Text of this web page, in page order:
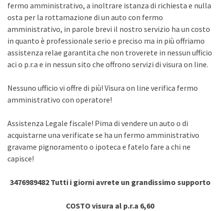
fermo amministrativo, a inoltrare istanza di richiesta e nulla
osta per la rottamazione di un auto con fermo
amministrativo, in parole brevi il nostro servizio ha un costo
in quanto è professionale serio e preciso ma in più offriamo
assistenza relae garantita che non troverete in nessun ufficio
aci o p.r.a e in nessun sito che offrono servizi di visura on line.
Nessuno ufficio vi offre di più! Visura on line verifica fermo
amministrativo con operatore!
Assistenza Legale fiscale! Pima di vendere un auto o di
acquistarne una verificate se ha un fermo amministrativo
gravame pignoramento o ipoteca e fatelo fare a chi ne
capisce!
3476989482 Tutti i giorni avrete un grandissimo supporto
COSTO visura al p.r.a 6,60